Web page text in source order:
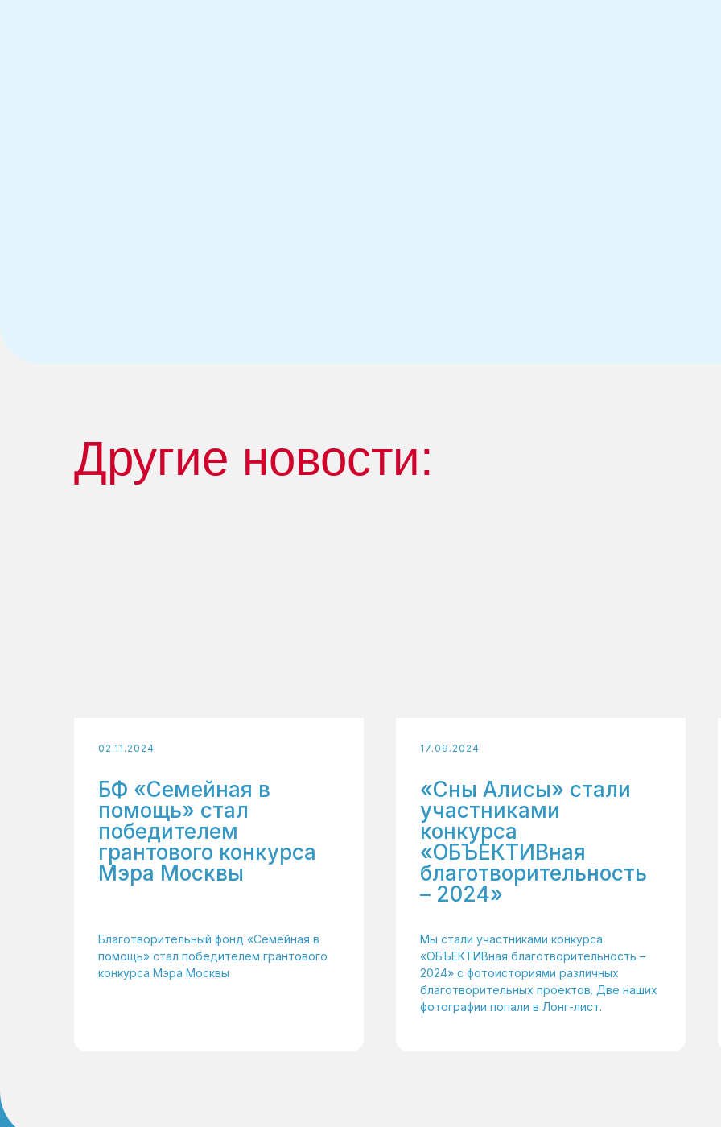
Другие новости:
02.11.2024
БФ «Семейная в
помощь» стал
победителем
грантового конкурса
Мэра Москвы
Благотворительный фонд «Семейная в
помощь» стал победителем грантового
конкурса Мэра Москвы
17.09.2024
«Сны Алисы» стали
участниками
конкурса
«ОБЪЕКТИВная
благотворительность
– 2024»
Мы стали участниками конкурса
«ОБЪЕКТИВная благотворительность –
2024» с фотоисториями различных
благотворительных проектов. Две наших
фотографии попали в Лонг-лист.